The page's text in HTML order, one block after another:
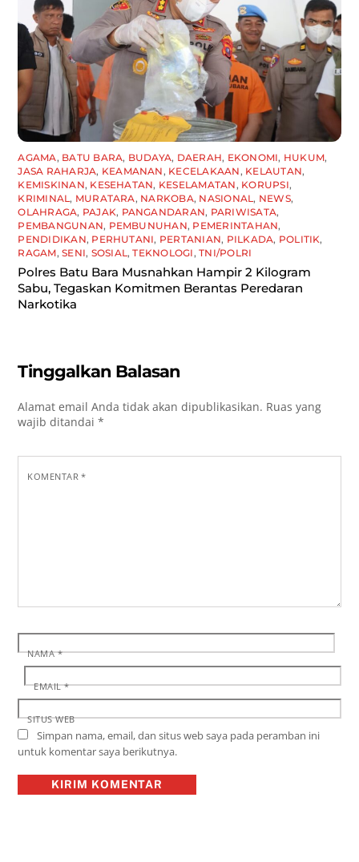
AGAMA, BATU BARA, BUDAYA, DAERAH, EKONOMI, HUKUM,
JASA RAHARJA, KEAMANAN, KECELAKAAN, KELAUTAN,
KEMISKINAN, KESEHATAN, KESELAMATAN, KORUPSI,
KRIMINAL, MURATARA, NARKOBA, NASIONAL, NEWS,
OLAHRAGA, PAJAK, PANGANDARAN, PARIWISATA,
PEMBANGUNAN, PEMBUNUHAN, PEMERINTAHAN,
PENDIDIKAN, PERHUTANI, PERTANIAN, PILKADA, POLITIK,
RAGAM,SENI, SOSIAL,TEKNOLOGI,TNI/POLRI
Polres Batu Bara Musnahkan Hampir 2 Kilogram
Sabu, Tegaskan Komitmen Berantas Peredaran
Narkotika
Tinggalkan Balasan
Alamat email Anda tidak akan dipublikasikan. Ruas yang
wajib ditandai*
KOMENTAR*
NAMA*
EMAIL*
SITUS WEB
Simpan nama, email, dan situs web saya pada peramban ini
untuk komentar saya berikutnya.